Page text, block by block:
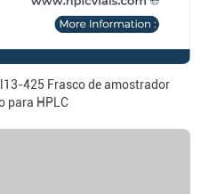
425 Frasco de amostrador
para HPLC